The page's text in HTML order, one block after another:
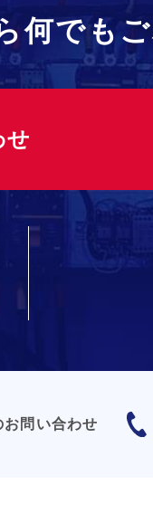
何でも
せ
お問い合わせ